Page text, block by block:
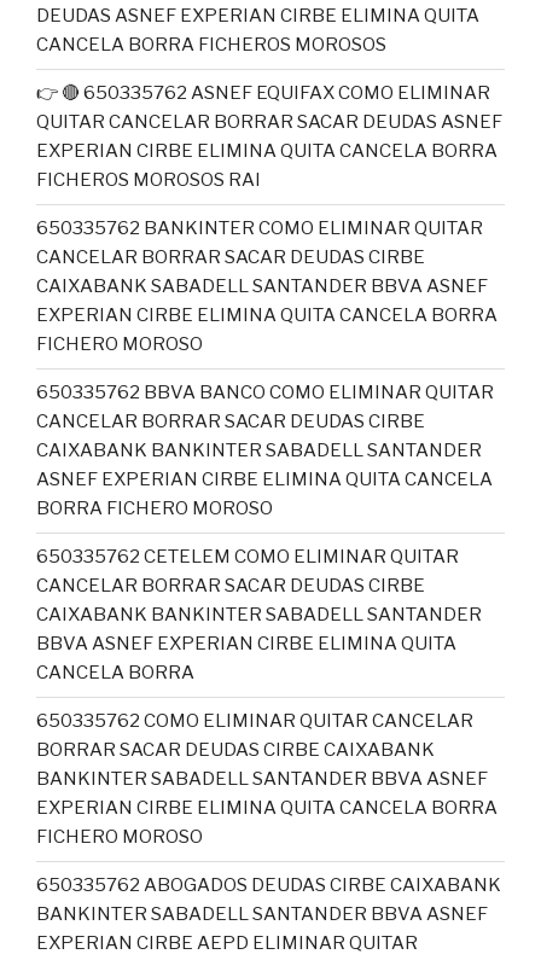
DEUDAS ASNEF EXPERIAN CIRBE ELIMINA QUITA
CANCELA BORRA FICHEROS MOROSOS
👉 🔴 650335762 ASNEF EQUIFAX COMO ELIMINAR
QUITAR CANCELAR BORRAR SACAR DEUDAS ASNEF
EXPERIAN CIRBE ELIMINA QUITA CANCELA BORRA
FICHEROS MOROSOS RAI
650335762 BANKINTER COMO ELIMINAR QUITAR
CANCELAR BORRAR SACAR DEUDAS CIRBE
CAIXABANK SABADELL SANTANDER BBVA ASNEF
EXPERIAN CIRBE ELIMINA QUITA CANCELA BORRA
FICHERO MOROSO
650335762 BBVA BANCO COMO ELIMINAR QUITAR
CANCELAR BORRAR SACAR DEUDAS CIRBE
CAIXABANK BANKINTER SABADELL SANTANDER
ASNEF EXPERIAN CIRBE ELIMINA QUITA CANCELA
BORRA FICHERO MOROSO
650335762 CETELEM COMO ELIMINAR QUITAR
CANCELAR BORRAR SACAR DEUDAS CIRBE
CAIXABANK BANKINTER SABADELL SANTANDER
BBVA ASNEF EXPERIAN CIRBE ELIMINA QUITA
CANCELA BORRA
650335762 COMO ELIMINAR QUITAR CANCELAR
BORRAR SACAR DEUDAS CIRBE CAIXABANK
BANKINTER SABADELL SANTANDER BBVA ASNEF
EXPERIAN CIRBE ELIMINA QUITA CANCELA BORRA
FICHERO MOROSO
650335762 ABOGADOS DEUDAS CIRBE CAIXABANK
BANKINTER SABADELL SANTANDER BBVA ASNEF
EXPERIAN CIRBE AEPD ELIMINAR QUITAR